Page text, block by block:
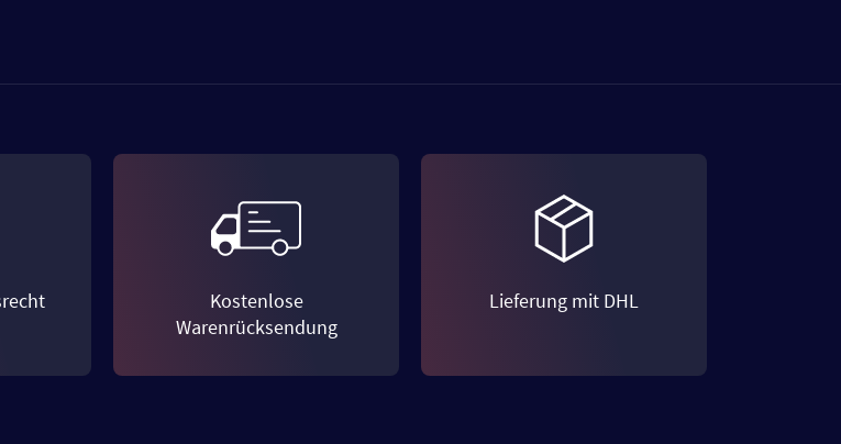
Kostenlose
Warenrücksendung
Lieferung mit DHL